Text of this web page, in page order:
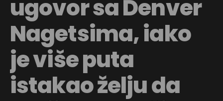
ugovor sa Denver
Nagetsima, iako
je više puta
istakao želju da